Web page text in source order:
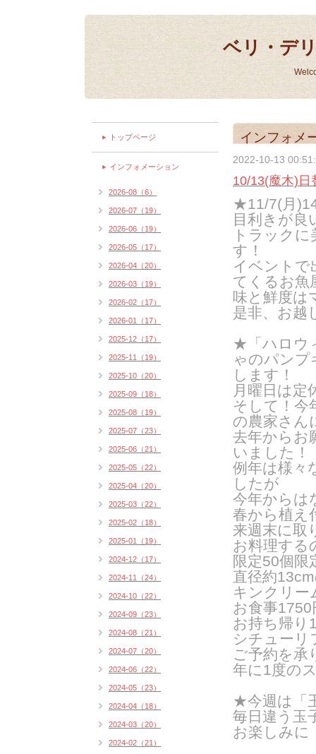
ベリ・デ
インフォメ
2022-10-13
10/13(魔木)
★11/7(月
目利きが良
トラック
す！
イベントで
てくるお魚
味と鮮度は
是非、お越
★「ハロウ
ゃのパンプ
します！
月曜日は定
そして！今
の農家さん
去年からお
いました！
例年は様々
したが
今年からは
春から植え
来週末に取
お料理する
限定50個限
直径約
キンクリー
お食事
お持ち帰り
シチューリ
ご予約を承
年に1度の
★今週は「
毎日違う玉
お楽しみに
トップページ
インフォメーション
2026-08（6）
2026-07（19）
2026-06（19）
2026-05（17）
2026-04（20）
2026-03（19）
2026-02（17）
2026-01（17）
2025-12（17）
2025-11（19）
2025-10（20）
2025-09（18）
2025-08（19）
2025-07（23）
2025-06（21）
2025-05（22）
2025-04（20）
2025-03（22）
2025-02（18）
2025-01（19）
2024-12（17）
2024-11（24）
2024-10（22）
2024-09（23）
2024-08（21）
2024-07（20）
2024-06（22）
2024-05（23）
2024-04（18）
2024-03（20）
2024-02（21）